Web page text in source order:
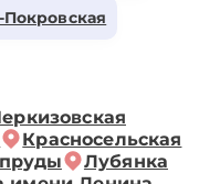
Красносельская
Лубянка